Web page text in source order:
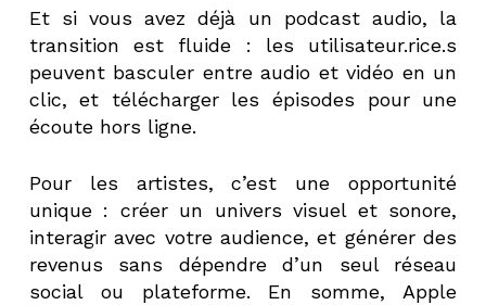
Et si vous avez déjà un podcast audio, la
transition est fluide : les utilisateur.rice.s
peuvent basculer entre audio et vidéo en un
clic, et télécharger les épisodes pour une
écoute hors ligne.
Pour les artistes, c’est une opportunité
unique : créer un univers visuel et sonore,
interagir avec votre audience, et générer des
revenus sans dépendre d’un seul réseau
social ou plateforme. En somme, Apple